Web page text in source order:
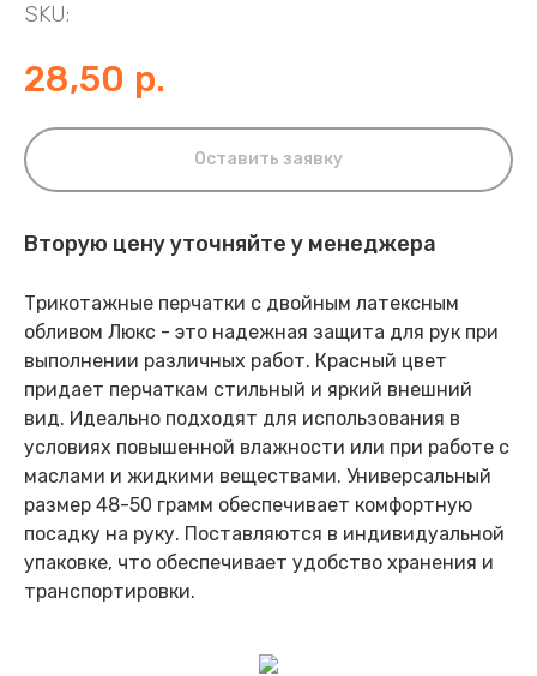
SKU:
28,50 р.
Оставить заявку
Вторую цену уточняйте у менеджера
Трикотажные перчатки с двойным латексным
обливом Люкс - это надежная защита для рук при
выполнении различных работ. Красный цвет
придает перчаткам стильный и яркий внешний
вид. Идеально подходят для использования в
условиях повышенной влажности или при работе с
маслами и жидкими веществами. Универсальный
размер 48-50 грамм обеспечивает комфортную
посадку на руку. Поставляются в индивидуальной
упаковке, что обеспечивает удобство хранения и
транспортировки.